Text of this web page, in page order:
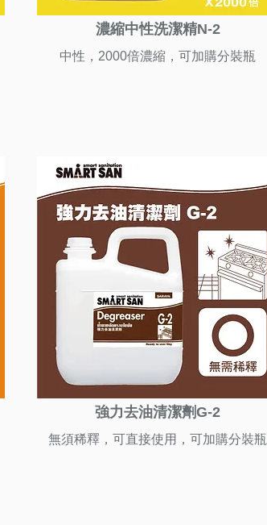
濃縮中性洗潔精N-2
中性，2000倍濃縮，可加購分裝瓶
強力去油清潔劑G-2
無須稀釋，可直接使用，可加購分裝瓶